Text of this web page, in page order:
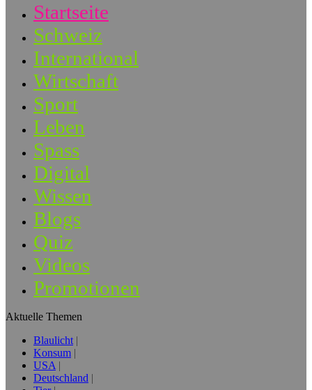
Startseite
Schweiz
International
Wirtschaft
Sport
Leben
Spass
Digital
Wissen
Blogs
Quiz
Videos
Promotionen
Aktuelle Themen
Blaulicht
Konsum
USA
Deutschland